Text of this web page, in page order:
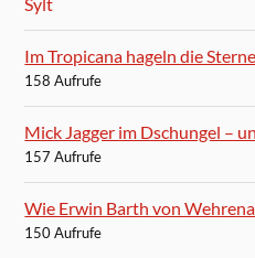
Im Tropicana hageln die Sterne
158 Aufrufe
Mick Jagger im Dschungel –
157 Aufrufe
Wie Erwin Barth von
150 Aufrufe